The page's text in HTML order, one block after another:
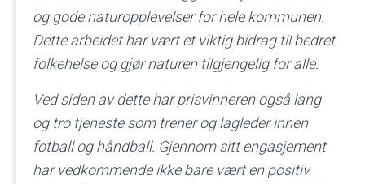
og gode naturopplevelser for hele kommunen.
Dette arbeidet har vært et viktig bidrag til bedret
folkehelse og gjør naturen tilgjengelig for alle.
Ved siden av dette har prisvinneren også lang
og tro tjeneste som trener og lagleder innen
fotball og håndball. Gjennom sitt engasjement
har vedkommende ikke bare vært en positiv